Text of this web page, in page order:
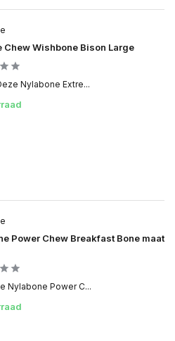
Power Chew Breakfast Bone maat
Nylabone Power C...
Chew Wishbone Bison Large
Nylabone Extre...